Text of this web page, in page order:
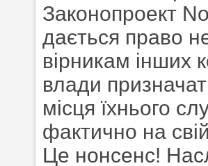
Законопроект
дається право
вірникам інших
влади
місця їхнього
фактично на
Це нонсенс!